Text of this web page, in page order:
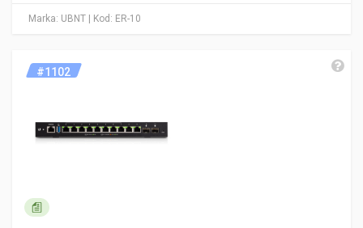
Marka: UBNT | Kod: ER-10
#1102